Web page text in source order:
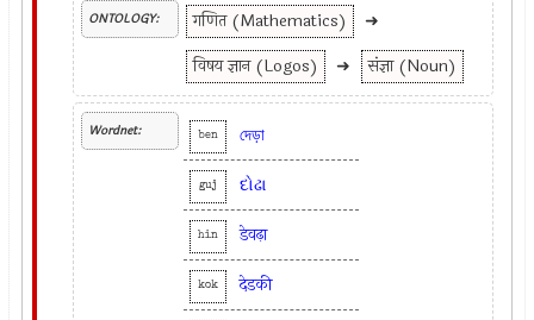
ONTOLOGY: गणित (Mathematics)
➜
विषय ज्ञान (Logos)
➜ संज्ञा (Noun)
Wordnet: ben দেড়া
guj દોઢા
hin डेवढ़ा
kok देडकी